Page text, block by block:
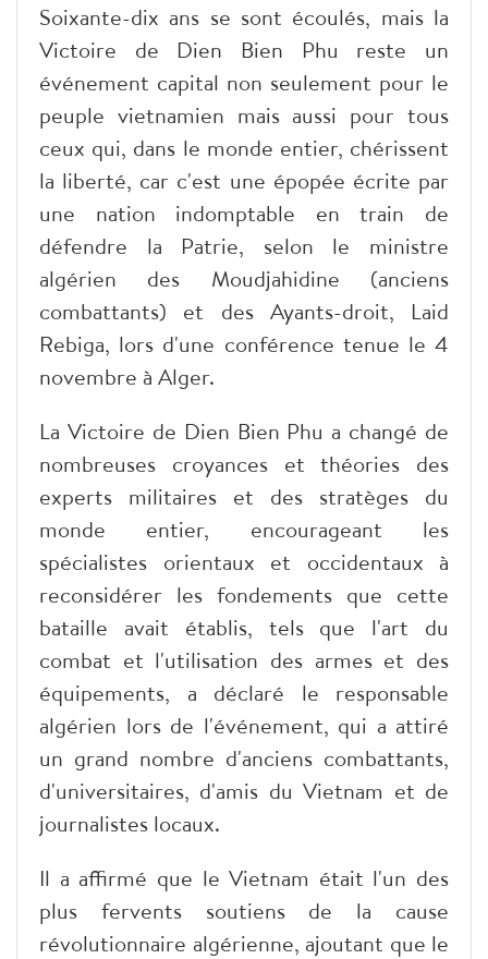
Soixante-dix ans se sont écoulés, mais la
Victoire de Dien Bien Phu reste un
événement capital non seulement pour le
peuple vietnamien mais aussi pour tous
ceux qui, dans le monde entier, chérissent
la liberté, car c'est une épopée écrite par
une nation indomptable en train de
défendre la Patrie, selon le ministre
algérien des Moudjahidine (anciens
combattants) et des Ayants-droit, Laid
Rebiga, lors d'une conférence tenue le 4
novembre à Alger.
La Victoire de Dien Bien Phu a changé de
nombreuses croyances et théories des
experts militaires et des stratèges du
monde entier, encourageant les
spécialistes orientaux et occidentaux à
reconsidérer les fondements que cette
bataille avait établis, tels que l'art du
combat et l'utilisation des armes et des
équipements, a déclaré le responsable
algérien lors de l'événement, qui a attiré
un grand nombre d'anciens combattants,
d'universitaires, d'amis du Vietnam et de
journalistes locaux.
Il a affirmé que le Vietnam était l'un des
plus fervents soutiens de la cause
révolutionnaire algérienne, ajoutant que le